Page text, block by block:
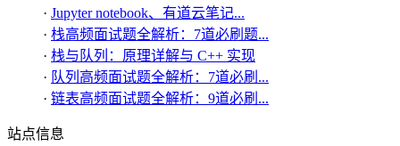
· Jupyter notebook、有道云笔记...
· 栈高频面试题全解析：7道必刷题...
· 栈与队列：原理详解与 C++ 实现
· 队列高频面试题全解析：7道必刷...
· 链表高频面试题全解析：9道必刷...
站点信息